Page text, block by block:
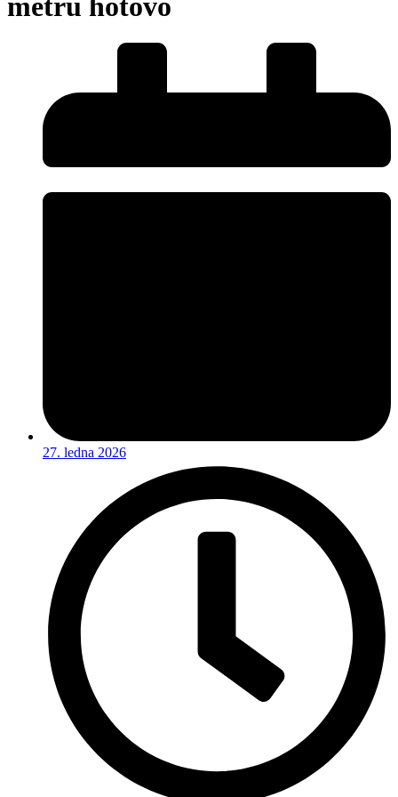
metrů hotovo
27. ledna 2026